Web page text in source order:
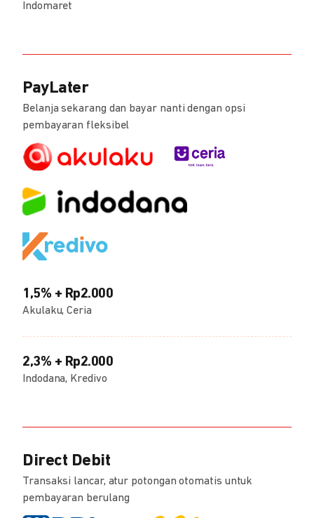
Indomaret
PayLater
Belanja sekarang dan bayar nanti dengan opsi
pembayaran fleksibel
1,5% + Rp2.000
Akulaku, Ceria
2,3% + Rp2.000
Indodana, Kredivo
Direct Debit
Transaksi lancar, atur potongan otomatis untuk
pembayaran berulang